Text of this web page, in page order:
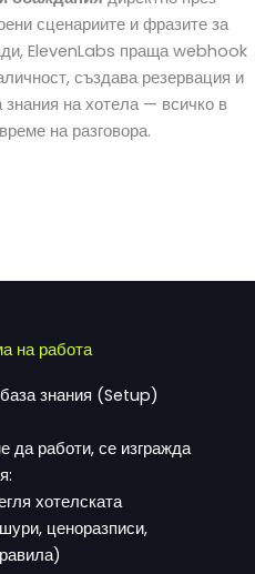
сценариите и фразите за
ElevenLabs праща webhook
създава резервация и
на хотела — всичко в
на разговора.
на работа
знания (Setup)
да работи, се изгражда
хотелската
ценоразписи,